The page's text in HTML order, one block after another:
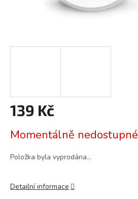
139 Kč
cena:
Momentálně nedostupné
Položka byla vyprodána…
Detailní informace